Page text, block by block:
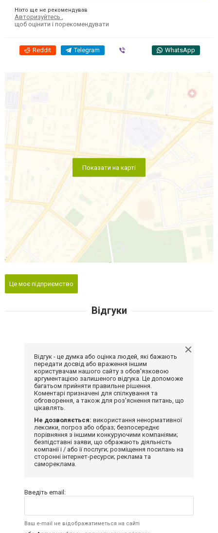
Ніхто ще не рекомендував
Авторизуйтесь
щоб оцінити і порекомендувати
Reddit Telegram WhatsApp
Показати на карті
Це моє підприємство
Відгуки
Відгук - це думка або оцінка людей, які бажають
передати досвід або враження іншим
користувачам нашого сайту з обов'язковою
аргументацією залишеного відгука. Це допоможе
багатьом прийняти правильне рішення.
Коментарі призначені для спілкування та
обговорення, а також для роз'яснення питань, що
цікавлять.
Не дозволяється: використання ненормативної
лексики, погроз або образ; безпосереднє
порівняння з іншими конкуруючими компаніями;
безпідставні заяви, що ображають діяльність
компанії і / або її послуги; розміщення посилань на
сторонні інтернет-ресурси; реклама та
самореклама.
Введіть email:
Ваш e-mail не відображатиметься на сайті